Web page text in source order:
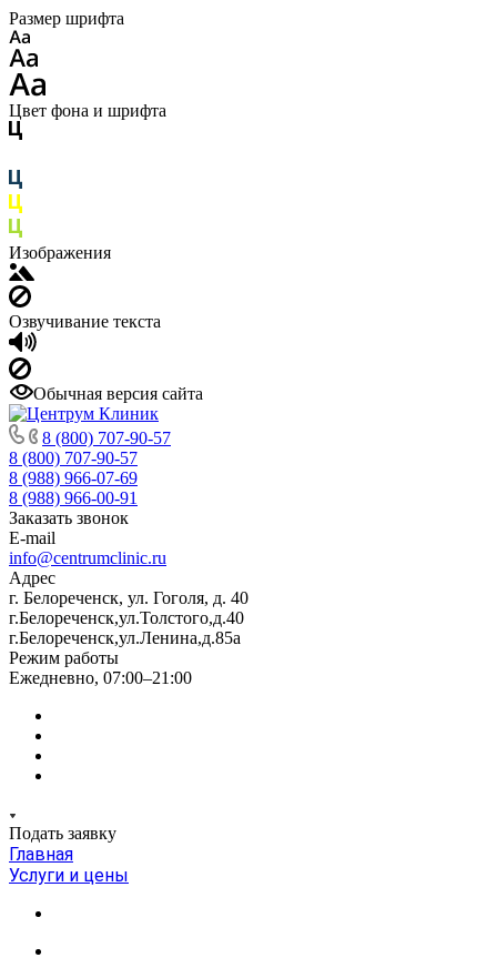
Размер шрифта
Цвет фона и шрифта
Изображения
Озвучивание текста
Обычная версия сайта
8 (800) 707-90-57
8 (800) 707-90-57
8 (988) 966-07-69
8 (988) 966-00-91
Заказать звонок
E-mail
info@centrumclinic.ru
Адрес
г. Белореченск, ул. Гоголя, д. 40
г.Белореченск,ул.Толстого,д.40
г.Белореченск,ул.Ленина,д.85а
Режим работы
Ежедневно, 07:00–21:00
Подать заявку
Главная
Услуги и цены